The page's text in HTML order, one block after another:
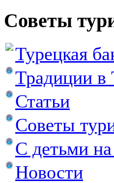
Советы
Турецкая
Традиции в
Статьи
Советы
С детьми
Новости